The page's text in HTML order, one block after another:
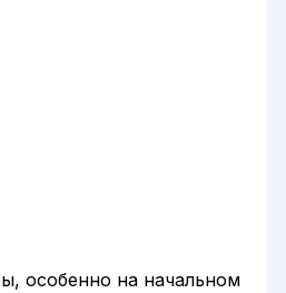
особенно на начальном